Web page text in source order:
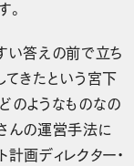
。
い答えの前で立ち
てきたという宮下
のようなものなの
んの運営手法に
画ディレクター・